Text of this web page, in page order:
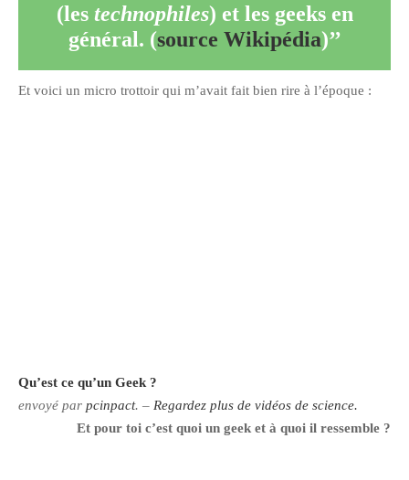
(les technophiles) et les geeks en
général. (source Wikipédia)
Et voici un micro trottoir qui m’avait fait bien rire à l’époque :
Qu’est ce qu’un Geek ?
envoyé par pcinpact. – Regardez plus de vidéos de science.
Et pour toi c’est quoi un geek et à quoi il ressemble ?